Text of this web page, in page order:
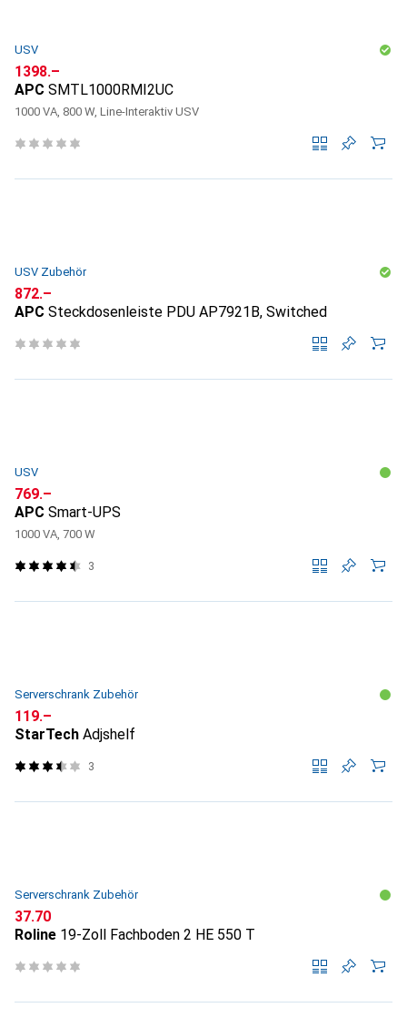
USV
CHF
1398.–
APC SMTL1000RMI2UC
1000 VA, 800 W, Line-Interaktiv USV
USV Zubehör
CHF
872.–
APC Steckdosenleiste PDU AP7921B, Switched
USV
CHF
769.–
APC Smart-UPS
1000 VA, 700 W
3
Serverschrank Zubehör
CHF
119.–
StarTech Adjshelf
3
Serverschrank Zubehör
CHF
37.70
Roline 19-Zoll Fachboden 2 HE 550 T